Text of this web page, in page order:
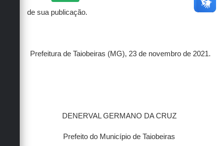
de sua publicação.
Prefeitura de Taiobeiras (MG), 23 de novembro de 2021.
DENERVAL GERMANO DA CRUZ
Prefeito do Município de Taiobeiras